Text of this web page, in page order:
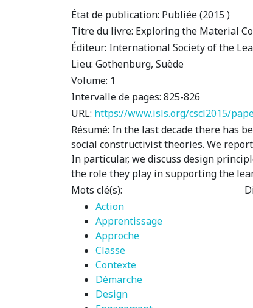
État de publication: Publiée (2015 )
Titre du livre: Exploring the Material
Éditeur: International Society of the
Lieu: Gothenburg, Suède
Volume: 1
Intervalle de pages: 825-826
URL: https://www.isls.org/cscl2015/
Résumé: In the last decade there has
social constructivist theories. We
In particular, we discuss design
the role they play in supporting the
Mots clé(s):
Action
Apprentissage
Approche
Classe
Contexte
Démarche
Design